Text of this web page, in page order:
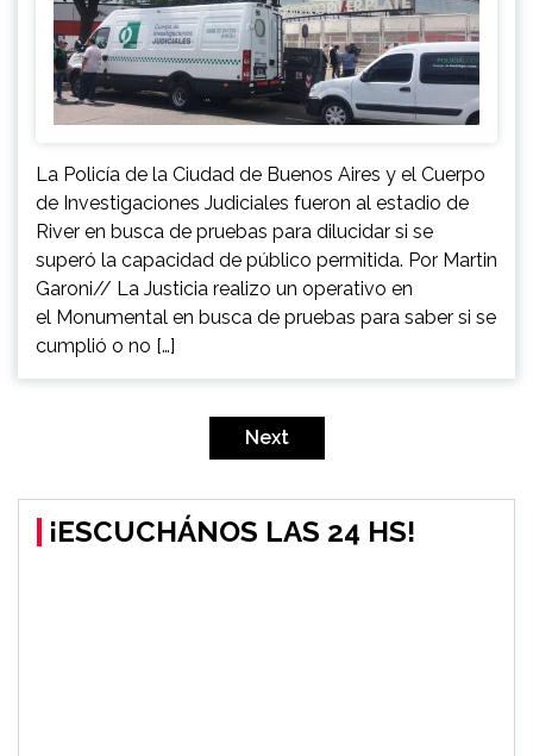
La Policía de la Ciudad de Buenos Aires y el Cuerpo
de Investigaciones Judiciales fueron al estadio de
River en busca de pruebas para dilucidar si se
superó la capacidad de público permitida. Por Martin
Garoni// La Justicia realizo un operativo en
el Monumental en busca de pruebas para saber si se
cumplió o no […]
Next
¡ESCUCHÁNOS LAS 24 HS!